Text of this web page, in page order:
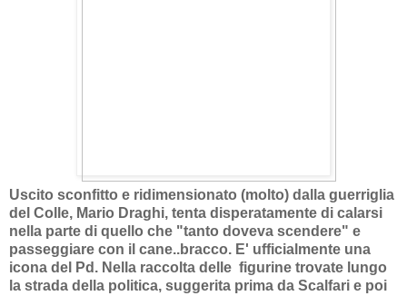
Uscito sconfitto e ridimensionato (molto) dalla guerriglia
del Colle, Mario Draghi, tenta disperatamente di calarsi
nella parte di quello che "tanto doveva scendere" e
passeggiare con il cane..bracco. E' ufficialmente una
icona del Pd. Nella raccolta delle figurine trovate lungo
la strada della politica, suggerita prima da Scalfari e poi